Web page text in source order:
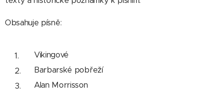
Obsahuje písně:
Vikingové
Barbarské pobřeží
Alan Morrisson